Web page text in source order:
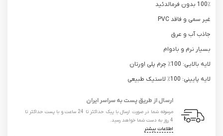
100٪ بدون فرمالدئید
غیر سمی و فاقد PVC
جاذب آب و عرق
بسیار نرم و بادوام
لایه بالایی: 100٪ چرم پلی اورتان
لایه پایینی: 100٪ لاستیک طبیعی
ارسال از طریق پست به سراسر ایران
مرسوله شما در صورت ارسال با پیک حداکثر تا 24 ساعت و با پست حداکثر تا
4 روز به دست شما خواهد رسید.
اطلاعات بیشتر